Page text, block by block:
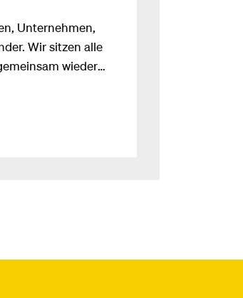
Unternehmen,
Wir sitzen alle
wieder